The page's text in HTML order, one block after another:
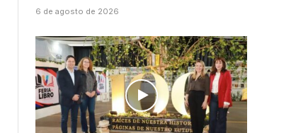
6 de agosto de 2026